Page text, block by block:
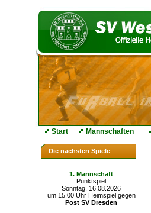
Start Mannschaften
Die nächsten Spiele
1. Mannschaft
Punktspiel
Sonntag, 16.08.2026
um 15:00 Uhr Heimspiel gegen
Post SV Dresden